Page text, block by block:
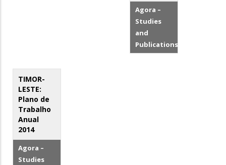
Agora –
Studies
and
Publications
TIMOR-
LESTE:
Plano de
Trabalho
Anual
2014
Agora –
Studies